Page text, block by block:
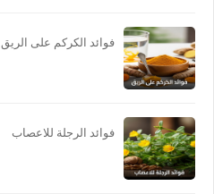
فوائد الكركم على الريق
فوائد الرجلة للاعصاب